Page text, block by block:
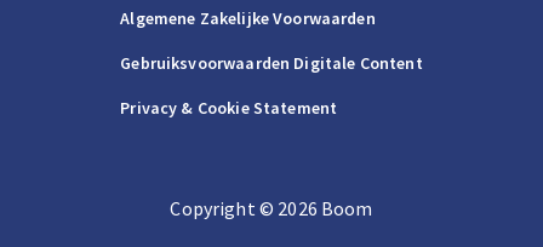
Algemene Zakelijke Voorwaarden
Gebruiksvoorwaarden Digitale Content
Privacy & Cookie Statement
Copyright©️ 2026 Boom